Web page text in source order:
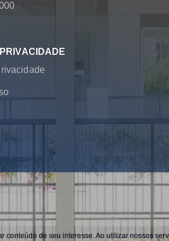
de seu interesse. Ao utilizar nossos